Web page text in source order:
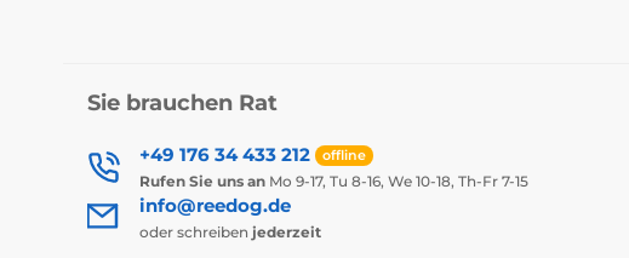
Sie brauchen Rat
+49 176 34 433 212 offline
Rufen Sie uns an Mo 9-17, Tu 8-16, We 10-18, Th-Fr 7-15
info@reedog.de
oder schreiben jederzeit